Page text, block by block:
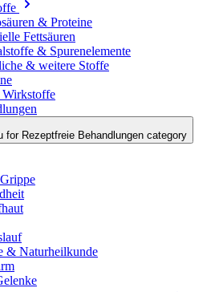
& Proteine
Fettsäuren
& Spurenelemente
& weitere Stoffe
for Rezeptfreie Behandlungen category
& Naturheilkunde